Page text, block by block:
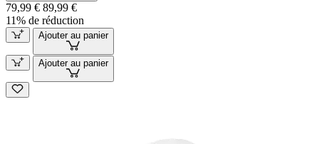
79,99 € 89,99 €
11% de réduction
Ajouter au panier
Ajouter au panier